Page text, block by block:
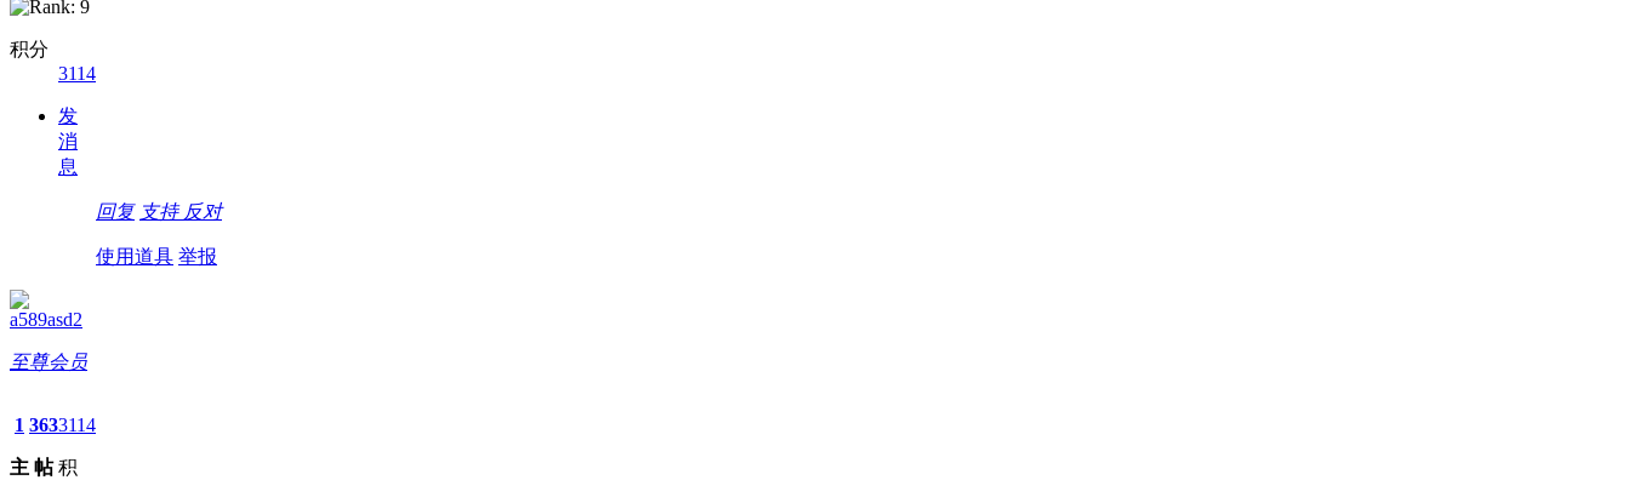
积分
3114
发
消
息
回复 支持 反对
使用道具 举报
a589asd2
至尊会员
1
主
363
帖
3114
积